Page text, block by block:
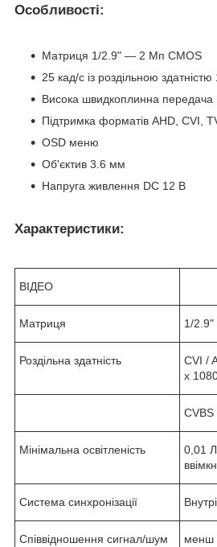
Особливості:
Матриця 1/2.9" — 2 Мп CMOS
25 кад/с із роздільною
Висока швидкоплинна передача
Підтримка форматів AHD, CVI,
OSD меню
Об'єктив 3.6 мм
Напруга живлення DC 12 В
Характеристики:
ВІДЕО
Матриця 1/2.9"
Роздільна здатність
CVI /
х
CVBS
Мінімальна освітленість
0,01
Система синхронізації
Співвідношення сигнал/шум менш